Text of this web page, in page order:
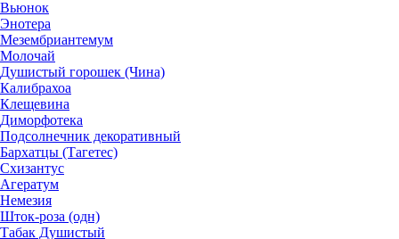
Вьюнок
Энотера
Мезембриантемум
Молочай
Душистый горошек (Чина)
Калибрахоа
Клещевина
Диморфотека
Подсолнечник декоративный
Бархатцы (Тагетес)
Схизантус
Агератум
Немезия
Шток-роза (одн)
Табак Душистый